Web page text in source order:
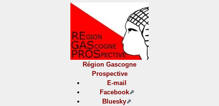
Région Gascogne
Prospective
E-mail
Facebook
Bluesky